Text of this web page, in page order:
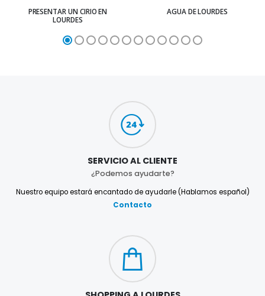
PRESENTAR UN CIRIO EN
LOURDES
AGUA DE LOURDES
SERVICIO AL CLIENTE
¿Podemos ayudarte?
Nuestro equipo estará encantado de ayudarle (Hablamos español)
Contacto